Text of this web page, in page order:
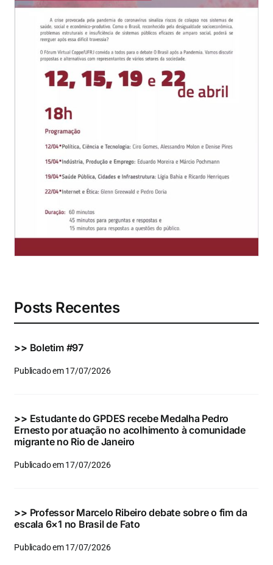
Eventos e Certificados
Comunicação
Buscar
resultados
Posts Recentes
>> Boletim #97
Publicado em 17/07/2026
>> Estudante do GPDES recebe Medalha Pedro
Ernesto por atuação no acolhimento à comunidade
migrante no Rio de Janeiro
Publicado em 17/07/2026
>> Professor Marcelo Ribeiro debate sobre o fim da
escala 6×1 no Brasil de Fato
Publicado em 17/07/2026